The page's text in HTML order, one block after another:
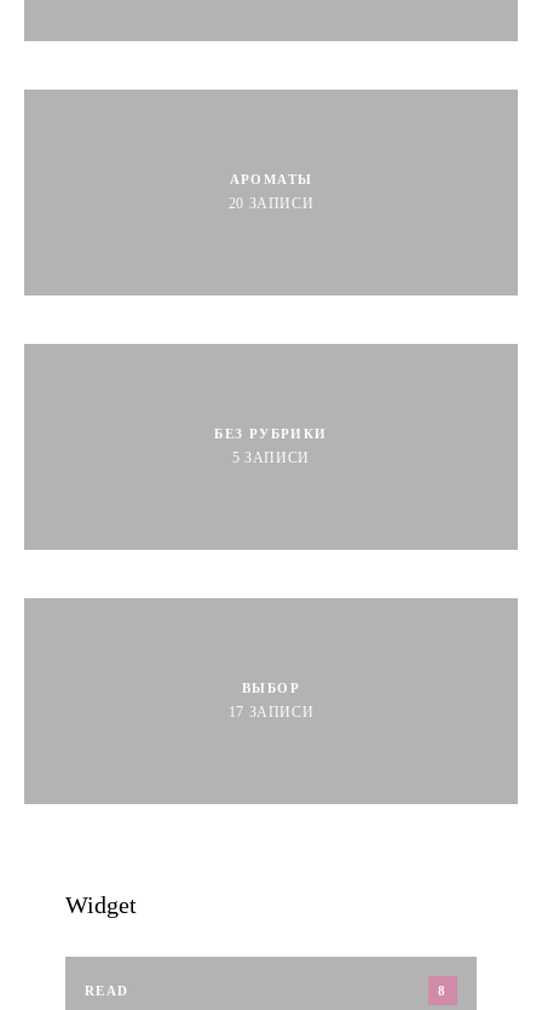
АРОМАТЫ
20 ЗАПИСИ
БЕЗ РУБРИКИ
5 ЗАПИСИ
ВЫБОР
17 ЗАПИСИ
Widget
READ 8